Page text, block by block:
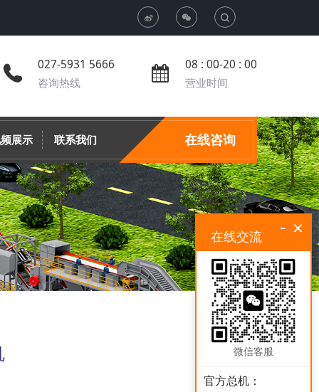
T
o
g
l
e
S
e
a
r
c
027-5931 5666
咨询热线
08 : 00-20 : 00
营业时间
在线咨询
展示 联系我们
×
-
在线交流
微信客服
官方总机：